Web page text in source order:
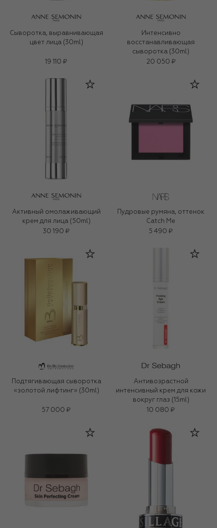
Сыворотка, выравнивающая
цвет лица (30ml)
19 110 ₽
Интенсивно
восстанавливающая
сыворотка (30ml)
20 050 ₽
Активный омолаживающий
крем для лица (50ml)
30 190 ₽
Пудровые румяна, оттенок
Catch Me
5 490 ₽
Подтягивающая сыворотка
«золотой лифтинг» (30ml)
57 000 ₽
Антивозрастной
интенсивный крем для кожи
вокруг глаз (15ml)
10 080 ₽